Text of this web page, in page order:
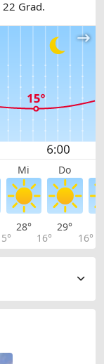
Grad.
Mi Do
28°
16°
29°
16°